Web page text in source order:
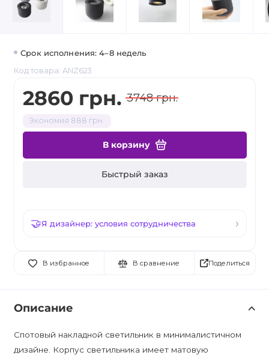
Срок исполнения: 4–8 недель
Код товара: ANZ623
2860 грн. 3748 грн.
Экономия 888 грн.
В корзину
Быстрый заказ
Я дизайнер: условия сотрудничества
В избранное В сравнение Поделиться
Описание
Спотовый накладной светильник в минималистичном
дизайне. Корпус светильника имеет матовую